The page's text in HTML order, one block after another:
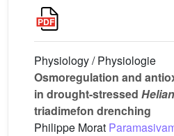
Physiology / Physiologie
Osmoregulation and
in drought-stressed
triadimefon drenching
Philippe Morat